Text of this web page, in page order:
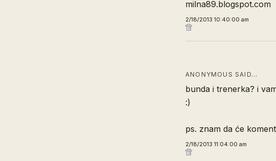
milna89.blogspot.com
2/18/2013 10:40:00 am
ANONYMOUS SAID…
bunda i trenerka? i
:)
ps. znam da će
2/18/2013 11:04:00 am